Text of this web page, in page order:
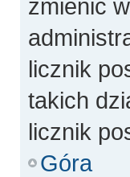
zmienić
licznik
takich
licznik
Góra